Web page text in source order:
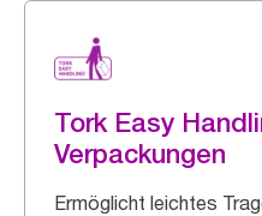
Tork Easy
Verpackungen
Ermöglicht leichtes